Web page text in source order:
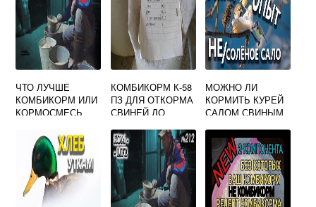
ЧТО ЛУЧШЕ
КОМБИКОРМ ИЛИ
КОРМОСМЕСЬ
КОМБИКОРМ К-58
ПЗ ДЛЯ ОТКОРМА
СВИНЕЙ ДО
КОНДИЦИЙ
РАМЕНСКОГО
ЗАВОДА
ХЛЕБОПРОДУКТО
В
МОЖНО ЛИ
КОРМИТЬ КУРЕЙ
САЛОМ СВИНЫМ